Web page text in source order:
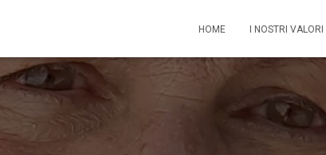
HOME I NOSTRI VALORI